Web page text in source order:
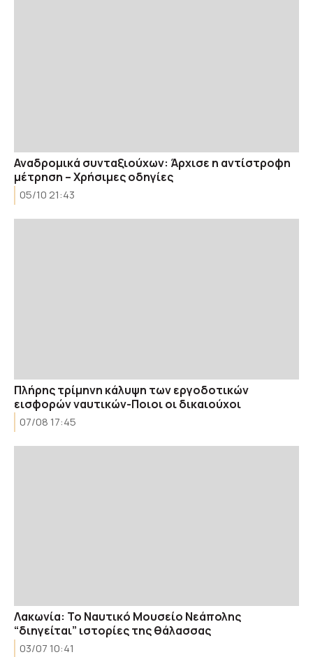
Αναδρομικά συνταξιούχων: Άρχισε η αντίστροφη
μέτρηση – Χρήσιμες οδηγίες
05/10 21:43
Πλήρης τρίμηνη κάλυψη των εργοδοτικών
εισφορών ναυτικών-Ποιοι οι δικαιούχοι
07/08 17:45
Λακωνία: Το Ναυτικό Μουσείο Νεάπολης
“διηγείται” ιστορίες της θάλασσας
03/07 10:41